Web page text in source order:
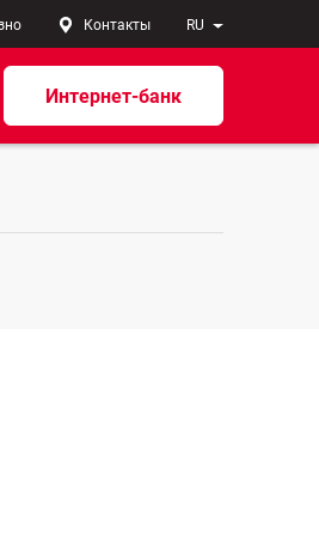
RU
Контакты
Интернет-банк